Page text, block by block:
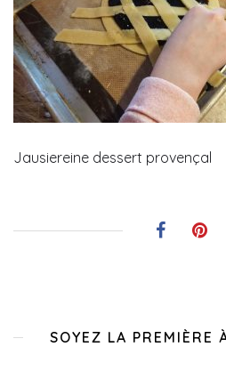
Jausiereine dessert provençal
SOYEZ LA PREMIÈRE